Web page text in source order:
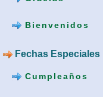
Bienvenidos
Fechas Especiales
Cumpleaños